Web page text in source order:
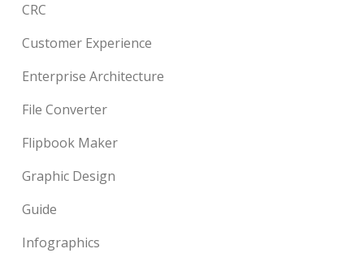
CRC
Customer Experience
Enterprise Architecture
File Converter
Flipbook Maker
Graphic Design
Guide
Infographics